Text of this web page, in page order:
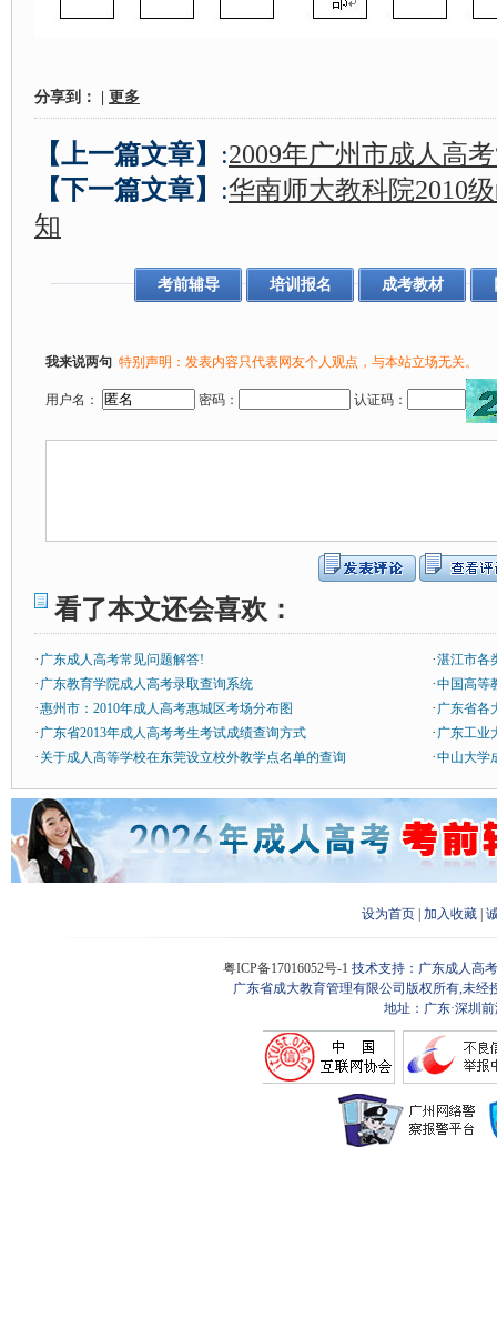
分享到： 更多
【上一篇文章】 :2009年广州市成人高
【下一篇文章】 :华南师大教科院2010
知
考前辅导 培训报名 成考教材
我来说两句 特别声明：发表内容只代表网友个人观点，与本站立场无关。
用户名： 密码： 认证码：
看了本文还会喜欢：
· 广东成人高考常见问题解答!
· 广东教育学院成人高考录取查询系统
·惠州市：2010年成人高考惠城区考场分布图
· 广东省2013年成人高考考生考试成绩查询方式
· 关于成人高等学校在东莞设立校外教学点名单的查询
·湛江市各
·中国高等
· 广东省各
· 广东工业
·中山大学
设为首页 加入收藏
粤ICP备17016052号-1 技术支持：广东成人高
广东省成大教育管理有限公司版权所有,未
地址：广东·深圳